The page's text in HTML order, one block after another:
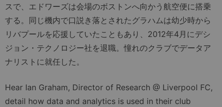
スで、エドワーズは会場のボストンへ向かう航空便に搭乗
する。同じ機内で口説き落とされたグラハムは幼少時から
リバプールを応援していたこともあり、2012年4月にデシ
ジョン・テクノロジー社を退職。憧れのクラブでデータア
ナリストに就任した。
Hear Ian Graham, Director of Research @ Liverpool FC,
detail how data and analytics is used in their club